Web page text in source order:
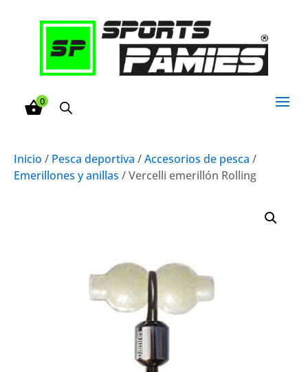
0
Inicio / Pesca deportiva /Accesorios de pesca /
Emerillones y anillas / Vercelli emerillón Rolling